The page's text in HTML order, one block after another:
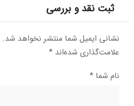
ثبت نقد و بررسی
نشانی ایمیل شما منتشر نخواهد شد.
علامت‌گذاری شده‌اند *
نام شما *